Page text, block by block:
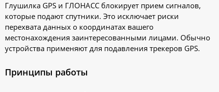
Глушилка GPS и ГЛОНАСС блокирует прием сигналов,
которые подают спутники. Это исключает риски
перехвата данных о координатах вашего
местонахождения заинтересованными лицами. Обычно
устройства применяют для подавления трекеров GPS.
Принципы работы